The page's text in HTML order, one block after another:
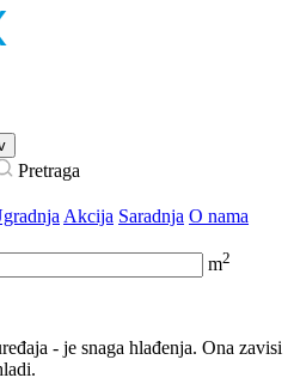
Pretraga
Akcija Saradnja O nama
m2
- je snaga hlađenja. Ona zavisi